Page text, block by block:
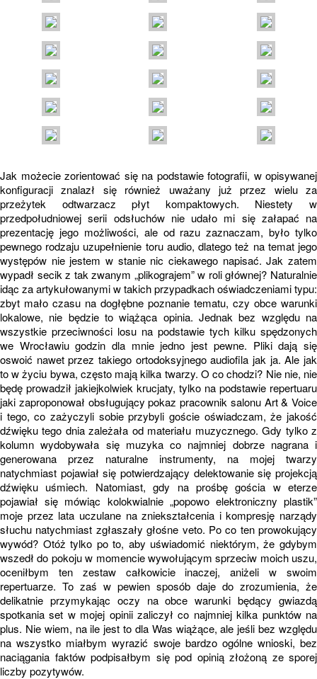
Jak możecie zorientować się na podstawie fotografii, w opisywanej
konfiguracji znalazł się również uważany już przez wielu za
przeżytek odtwarzacz płyt kompaktowych. Niestety w
przedpołudniowej serii odsłuchów nie udało mi się załapać na
prezentację jego możliwości, ale od razu zaznaczam, było tylko
pewnego rodzaju uzupełnienie toru audio, dlatego też na temat jego
występów nie jestem w stanie nic ciekawego napisać. Jak zatem
wypadł secik z tak zwanym „plikograjem” w roli głównej? Naturalnie
idąc za artykułowanymi w takich przypadkach oświadczeniami typu:
zbyt mało czasu na dogłębne poznanie tematu, czy obce warunki
lokalowe, nie będzie to wiążąca opinia. Jednak bez względu na
wszystkie przeciwności losu na podstawie tych kilku spędzonych
we Wrocławiu godzin dla mnie jedno jest pewne. Pliki dają się
oswoić nawet przez takiego ortodoksyjnego audiofila jak ja. Ale jak
to w życiu bywa, często mają kilka twarzy. O co chodzi? Nie nie, nie
będę prowadził jakiejkolwiek krucjaty, tylko na podstawie repertuaru
jaki zaproponował obsługujący pokaz pracownik salonu Art & Voice
i tego, co zażyczyli sobie przybyli goście oświadczam, że jakość
dźwięku tego dnia zależała od materiału muzycznego. Gdy tylko z
kolumn wydobywała się muzyka co najmniej dobrze nagrana i
generowana przez naturalne instrumenty, na mojej twarzy
natychmiast pojawiał się potwierdzający delektowanie się projekcją
dźwięku uśmiech. Natomiast, gdy na prośbę gościa w eterze
pojawiał się mówiąc kolokwialnie „popowo elektroniczny plastik”
moje przez lata uczulane na zniekształcenia i kompresję narządy
słuchu natychmiast zgłaszały głośne veto. Po co ten prowokujący
wywód? Otóż tylko po to, aby uświadomić niektórym, że gdybym
wszedł do pokoju w momencie wywołującym sprzeciw moich uszu,
oceniłbym ten zestaw całkowicie inaczej, aniżeli w swoim
repertuarze. To zaś w pewien sposób daje do zrozumienia, że
delikatnie przymykając oczy na obce warunki będący gwiazdą
spotkania set w mojej opinii zaliczył co najmniej kilka punktów na
plus. Nie wiem, na ile jest to dla Was wiążące, ale jeśli bez względu
na wszystko miałbym wyrazić swoje bardzo ogólne wnioski, bez
naciągania faktów podpisałbym się pod opinią złożoną ze sporej
liczby pozytywów.